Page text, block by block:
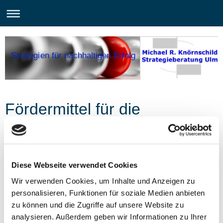
Diese Webseite verwendet Cookies
Wir verwenden Cookies, um Inhalte und Anzeigen zu
personalisieren, Funktionen für soziale Medien anbieten
zu können und die Zugriffe auf unsere Website zu
analysieren. Außerdem geben wir Informationen zu Ihrer
Strategien für nachhaltigen Erfolg
Fördermittel für die
Finanzierung Ihres
Erfolgsmodell!
Unternehmensfinanzierung
Sie planen eine betriebliche Investition und möchten Fördermittel in